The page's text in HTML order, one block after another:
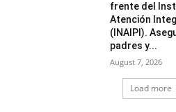
frente del
Atención
(INAIPI).
padres y...
August 7, 2026
Load more